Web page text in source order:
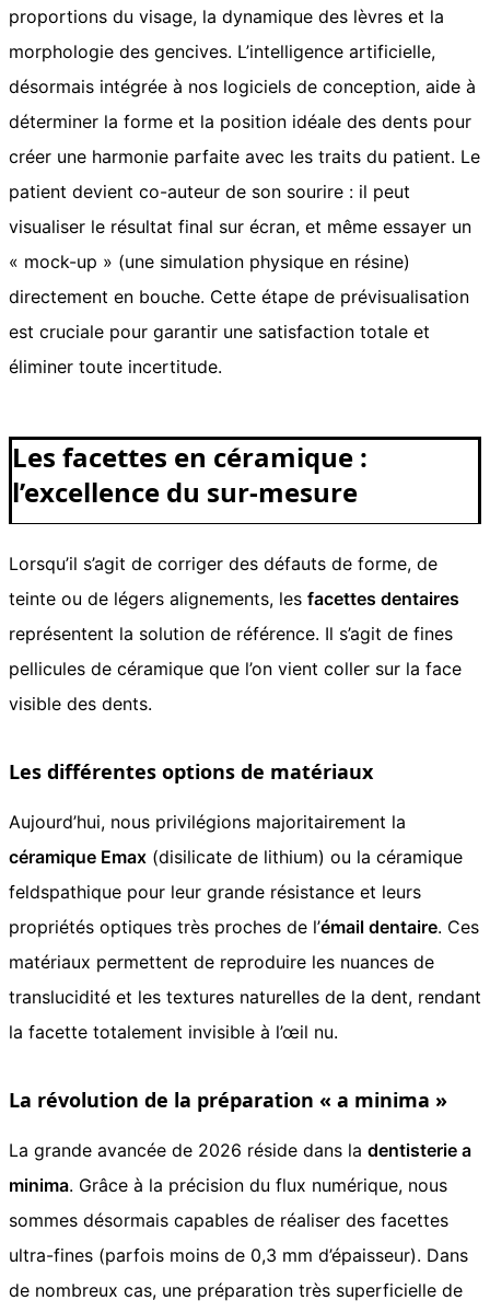
proportions du visage, la dynamique des lèvres et la
morphologie des gencives. L’intelligence artificielle,
désormais intégrée à nos logiciels de conception, aide à
déterminer la forme et la position idéale des dents pour
créer une harmonie parfaite avec les traits du patient. Le
patient devient co-auteur de son sourire : il peut
visualiser le résultat final sur écran, et même essayer un
« mock-up » (une simulation physique en résine)
directement en bouche. Cette étape de prévisualisation
est cruciale pour garantir une satisfaction totale et
éliminer toute incertitude.
Les facettes en céramique :
l’excellence du sur-mesure
Lorsqu’il s’agit de corriger des défauts de forme, de
teinte ou de légers alignements, les facettes dentaires
représentent la solution de référence. Il s’agit de fines
pellicules de céramique que l’on vient coller sur la face
visible des dents.
Les différentes options de matériaux
Aujourd’hui, nous privilégions majoritairement la
céramique Emax (disilicate de lithium) ou la céramique
feldspathique pour leur grande résistance et leurs
propriétés optiques très proches de l’émail dentaire. Ces
matériaux permettent de reproduire les nuances de
translucidité et les textures naturelles de la dent, rendant
la facette totalement invisible à l’œil nu.
La révolution de la préparation « a minima »
La grande avancée de 2026 réside dans la dentisterie a
minima. Grâce à la précision du flux numérique, nous
sommes désormais capables de réaliser des facettes
ultra-fines (parfois moins de 0,3 mm d’épaisseur). Dans
de nombreux cas, une préparation très superficielle de